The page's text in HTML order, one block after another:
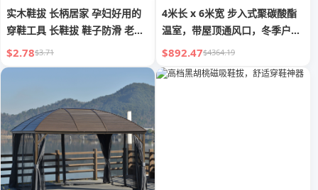
实木鞋拔 长柄居家 孕妇好用的
穿鞋工具 长鞋拔 鞋子防滑 老人
不用弯腰 抬鞋器
$2.78$3.71
4米长 x 6米宽 步入式聚碳酸酯
温室，带屋顶通风口，冬季户外
温室
$892.47$4364.19